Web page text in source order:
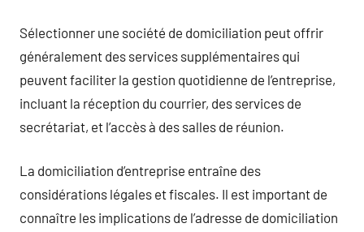
Sélectionner une société de domiciliation peut offrir
généralement des services supplémentaires qui
peuvent faciliter la gestion quotidienne de l’entreprise,
incluant la réception du courrier, des services de
secrétariat, et l’accès à des salles de réunion.
La domiciliation d’entreprise entraîne des
considérations légales et fiscales. Il est important de
connaître les implications de l’adresse de domiciliation